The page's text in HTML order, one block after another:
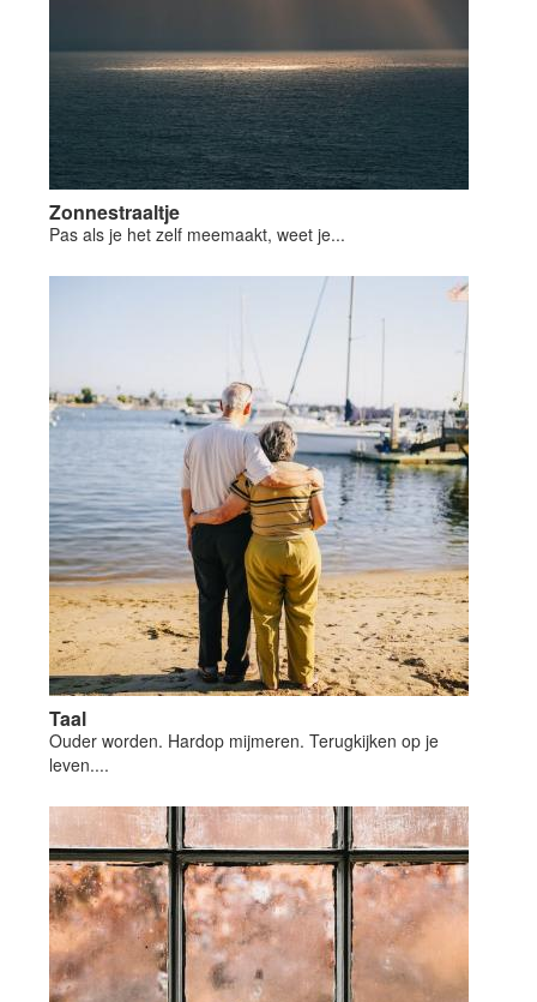
Zonnestraaltje
Pas als je het zelf meemaakt, weet je...
Taal
Ouder worden. Hardop mijmeren. Terugkijken op je
leven....